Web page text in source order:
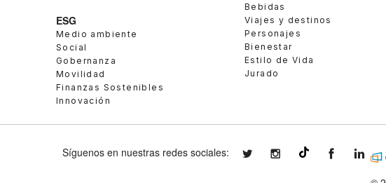
ESG
Medio ambiente
Social
Gobernanza
Movilidad
Finanzas Sostenibles
Innovación
Bebidas
Viajes y destinos
Personajes
Bienestar
Estilo de Vida
Jurado
Síguenos en nuestras redes sociales: expansionmxexpansionmx